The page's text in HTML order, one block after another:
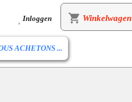

Inloggen shopping_cart Winkelwagen
ACHETONS ...